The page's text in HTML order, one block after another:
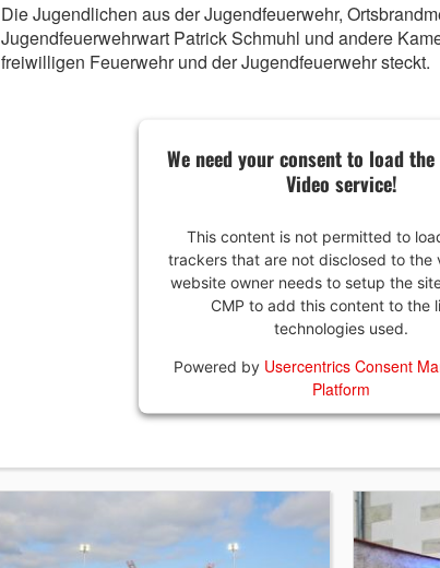
Die Jugendlichen aus der Jugendfeuerwehr,
Jugendfeuerwehrwart Patrick Schmuhl und andere
freiwilligen Feuerwehr und der Jugendfeuerwehr steckt.
We need your consent to load the
Video service!
This content is not permitted to
trackers that are not disclosed to the
website owner needs to setup the
CMP to add this content to the
technologies used.
Powered by Usercentrics Consent
Platform